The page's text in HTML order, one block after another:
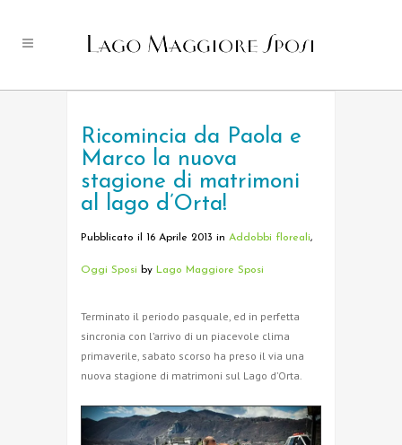
Ricomincia da Paola e
Marco la nuova
stagione di matrimoni
al lago d’Orta!
Pubblicato il 16 Aprile 2013 in Addobbi floreali,
Oggi Sposi by Lago Maggiore Sposi
Terminato il periodo pasquale, ed in perfetta
sincronia con l’arrivo di un piacevole clima
primaverile, sabato scorso ha preso il via una
nuova stagione di matrimoni sul Lago d’Orta.